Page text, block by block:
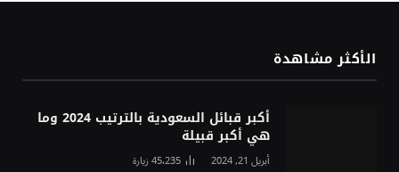
الأكثر مشاهدة
أكبر قبائل السعودية بالترتيب 2024 وما
هي أكبر قبيلة
أبريل 21, 2024 45٬235زيارة